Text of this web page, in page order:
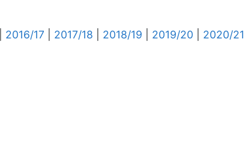
2016/17 2017/18 2018/19 2019/20
2020/21